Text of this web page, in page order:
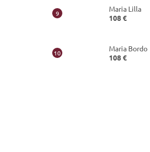
Maria Lilla
108 €
Maria Bordo
108 €